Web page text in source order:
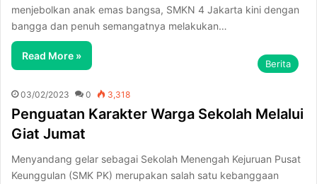
menjebolkan anak emas bangsa, SMKN 4 Jakarta kini dengan
bangga dan penuh semangatnya melakukan…
Read More »
Berita
03/02/2023 0 3,318
Penguatan Karakter Warga Sekolah Melalui
Giat Jumat
Menyandang gelar sebagai Sekolah Menengah Kejuruan Pusat
Keunggulan (SMK PK) merupakan salah satu kebanggaan